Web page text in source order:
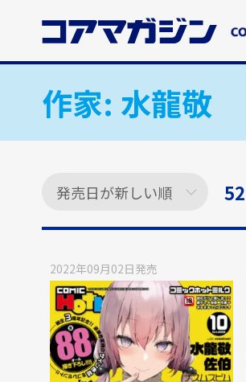
コ
ツ
作家: 水龍敬
52
2022年09月02日発売